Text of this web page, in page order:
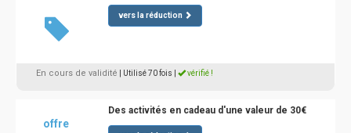
vers la réduction
En cours de validité | Utilisé 70 fois vérifié !
offre
Des activités en cadeau d'une valeur de 30€